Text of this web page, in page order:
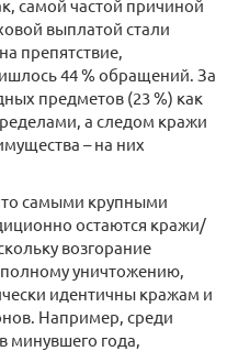
самой частой причиной
выплатой стали
препятствие,
44 % обращений. За
предметов (23 %) как
а следом кражи
– на них
самыми крупными
остаются кражи/
возгорание
уничтожению,
идентичны кражам и
Например, среди
минувшего года,